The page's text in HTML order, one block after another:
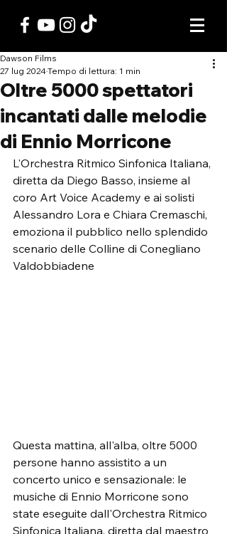
Oltre 5000 spettatori
incantati dalle melodie
di Ennio Morricone
Dawson Films
27 lug 2024Tempo di lettura: 1 min
L'Orchestra Ritmico Sinfonica Italiana,
diretta da Diego Basso, insieme al
coro Art Voice Academy e ai solisti
Alessandro Lora e Chiara Cremaschi,
emoziona il pubblico nello splendido
scenario delle Colline di Conegliano
Valdobbiadene
Questa mattina, all'alba, oltre 5000
persone hanno assistito a un
concerto unico e sensazionale: le
musiche di Ennio Morricone sono
state eseguite dall'Orchestra Ritmico
Sinfonica Italiana, diretta dal maestro